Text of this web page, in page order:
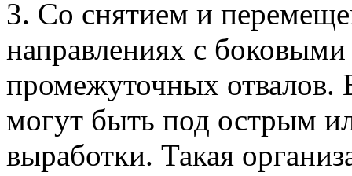
3. Со снятием и
направлениях с
промежуточных отвалов.
могут быть под острым
выработки. Такая